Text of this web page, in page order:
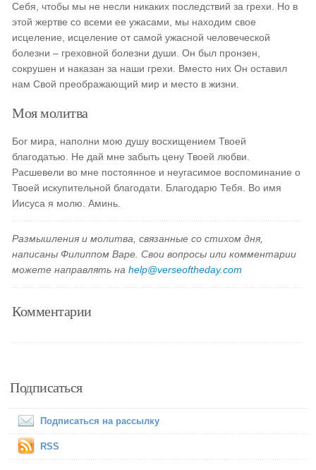
Себя, чтобы мы не несли никаких последствий за грехи. Но в
этой жертве со всеми ее ужасами, мы находим свое
исцеление, исцеление от самой ужасной человеческой
болезни – греховной болезни души. Он был пронзен,
сокрушен и наказан за наши грехи. Вместо них Он оставил
нам Свой преображающий мир и место в жизни.
Моя молитва
Бог мира, наполни мою душу восхищением Твоей
благодатью. Не дай мне забыть цену Твоей любви.
Расшевели во мне постоянное и неугасимое воспоминание о
Твоей искупительной благодати. Благодарю Тебя. Во имя
Иисуса я молю. Аминь.
Размышления и молитва, связанные со стихом дня,
написаны Филиппом Варе. Свои вопросы или комментарии
можете направлять наhelp@verseoftheday.com
Комментарии
Подписаться
Подписаться на рассылку
RSS